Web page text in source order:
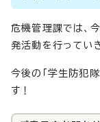
危機管理課では、
発活動を行っていき
今後の「学生防犯
す！